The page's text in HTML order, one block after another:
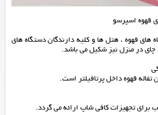
قهوه اسپرسو
های قهوه ، هتل ها و کلیه دارندگان دستگاه های
در منزل نیز شکیل می باشد.
قهوه داخل پرتافیلتر است.
برایتجهیزات کافی شاپارائه می گردد.